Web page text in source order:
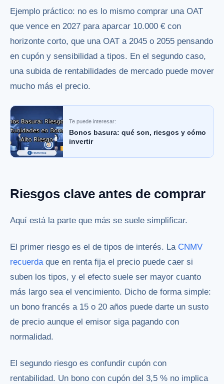
Ejemplo práctico: no es lo mismo comprar una OAT
que vence en 2027 para aparcar 10.000 € con
horizonte corto, que una OAT a 2045 o 2055 pensando
en cupón y sensibilidad a tipos. En el segundo caso,
una subida de rentabilidades de mercado puede mover
mucho más el precio.
Te puede interesar:
Bonos basura: qué son, riesgos y cómo
invertir
Riesgos clave antes de comprar
Aquí está la parte que más se suele simplificar.
El primer riesgo es el de tipos de interés. La CNMV
recuerdaque en renta fija el precio puede caer si
suben los tipos, y el efecto suele ser mayor cuanto
más largo sea el vencimiento. Dicho de forma simple:
un bono francés a 15 o 20 años puede darte un susto
de precio aunque el emisor siga pagando con
normalidad.
El segundo riesgo es confundir cupón con
rentabilidad. Un bono con cupón del 3,5 % no implica